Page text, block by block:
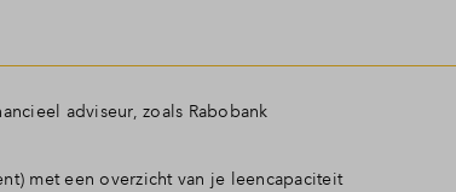
adviseur, zoals Rabobank
met een overzicht van je leencapaciteit